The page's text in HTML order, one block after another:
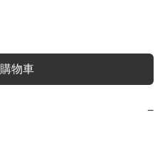
物車
−